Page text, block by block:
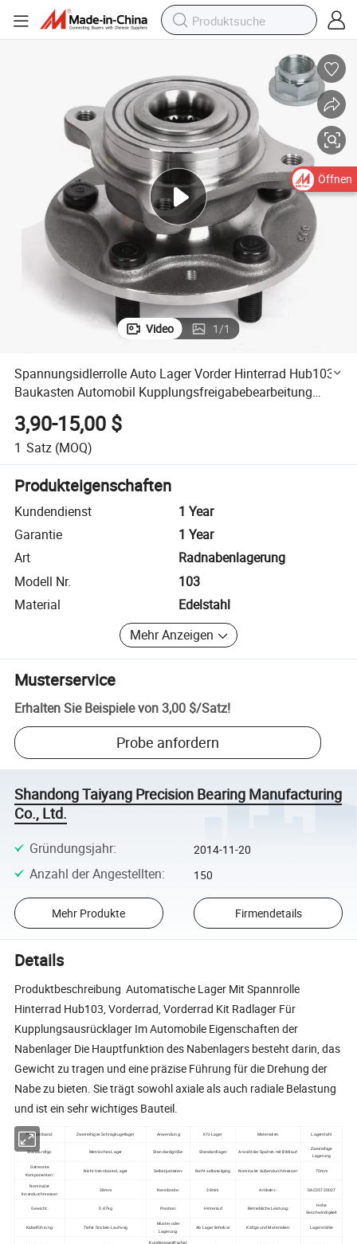
Video 1/1
Spannungsidlerrolle Auto Lager Vorder Hinterrad Hub103
Baukasten Automobil Kupplungsfreigabebearbeitung
3,90-15,00 $
1 Satz (MOQ)
Produkteigenschaften
Kundendienst
1 Year
Garantie
1 Year
Art
Radnabenlagerung
Modell Nr.
103
Material
Edelstahl
Mehr Anzeigen
Musterservice
Erhalten Sie Beispiele von3,00 $/Satz!
Probe anfordern
Shandong Taiyang Precision Bearing Manufacturing
Co., Ltd.
Gründungsjahr: 2014-11-20
Anzahl der Angestellten: 150
Mehr Produkte Firmendetails
Details
Produktbeschreibung Automatische Lager Mit Spannrolle
Hinterrad Hub103, Vorderrad, Vorderrad Kit Radlager Für
Kupplungsausrücklager Im Automobile Eigenschaften der
Nabenlager Die Hauptfunktion des Nabenlagers besteht darin, das
Gewicht zu tragen und eine präzise Führung für die Drehung der
Nabe zu bieten. Sie trägt sowohl axiale als auch radiale Belastung
und ist ein sehr wichtiges Bauteil.
Produktband: Zweireihiges Schrägkugellager Anwendung: Kfz-Lager Materialien: Lagerstahl
Standardtyp: Metrisches Lager Standardgröße: Standardlager Anzahl der Spalten mit Bildlauf:
Zweireihige
Lagerung
Getrennte
Komponenten :
Nicht trennbares Lager Selbstjustieren: Nicht selbstaliging Nominaler Außendurchmesser: 70mm
Nominaler
Innendurchmesser:
38mm Nennbreite: 38mm Artikelnr.: DAC35720027
Gewicht: 0,47kg Position: Hinterrad Betriebliche Leistung:
Hohe
Geschwindigkeit
Kabelführung: Tiefer Graben-Laufweg
Muster oder
Lagerung:
Ab Lager lieferbar Käfige und Materialien: Lagerstähle
Kundenspezifischer
Öffnen